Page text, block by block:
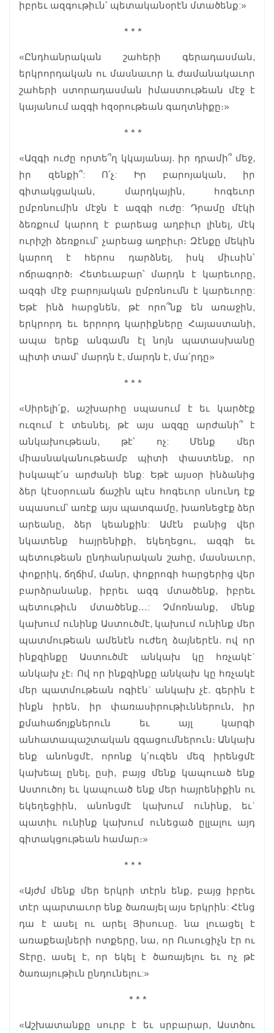
իբրեւ ազգութիւն՝ պետականօրէն մտածենք:»
* * *
«Ընդհանրական շահերի գերադասման,
երկրորդական ու մասնաւոր և ժամանակաւոր
շահերի ստորադասման իմաստութեան մէջ է
կայանում ազգի հզօրութեան գաղտնիքը։»
* * *
«Ազգի ուժը որտե՞ղ կկայանայ. իր դրամի՞ մեջ,
իր զենքի՞: Ո՛չ: Իր բարոյական, իր
գիտակցական, մարդկային, հոգեւոր
ըմբռնումին մէջն է ազգի ուժը: Դրամը մէկի
ձեռքում կարող է բարեաց աղբիւր լինել, մէկ
ուրիշի ձեռքում՝ չարեաց աղբիւր։ Զէնքը մեկին
կարող է հերոս դարձնել, իսկ միւսին՝
ոճրագործ։ Հետեւաբար՝ մարդն է կարեւորը,
ազգի մէջ բարոյական ըմբռնումն է կարեւորը:
Եթէ ինձ հարցնեն, թէ որո՞նք են առաջին,
երկրորդ եւ երրորդ կարիքները Հայաստանի,
ապա երեք անգամն էլ նոյն պատասխանը
պիտի տամ՝ մարդն է, մարդն է, մա՛րդը»
* * *
«Սիրելի՛ք, աշխարհը սպասում է եւ կարծէք
ուզում է տեսնել, թէ այս ազգը արժանի՞ է
անկախութեան, թէ՝ ոչ: Մենք մեր
միասնականութեամբ պիտի փաստենք, որ
իսկապէ՛ս արժանի ենք: Եթէ այսօր ինձանից
ձեր կէսօրուան ճաշին պէս հոգեւոր սնունդ էք
սպասում՝ առէք այս պատգամը, խառնեցէք ձեր
արեանը, ձեր կեանքին: Ամէն բանից վեր
նկատենք հայրենիքի, եկեղեցու, ազգի եւ
պետութեան ընդհանրական շահը, մասնաւոր,
փոքրիկ, ճղճիմ, մանր, փոքրոգի հարցերից վեր
բարձրանանք, իբրեւ ազգ մտածենք, իբրեւ
պետութիւն մտածենք…: Չմոռնանք, մենք
կախում ունինք Աստուծմէ, կախում ունինք մեր
պատմութեան ամենէն ուժեղ ձայներէն. ով որ
ինքզինքը Աստուծմէ անկախ կը հռչակէ`
անկախ չէ։ Ով որ ինքզինքը անկախ կը հռչակէ
մեր պատմութեան ոգիէն` անկախ չէ. գերին է
ինքն իրեն, իր փառասիրութիւններուն, իր
քմահաճոյքներուն եւ այլ կարգի
անհատապաշտական զգացումներուն։ Անկախ
ենք անոնցմէ, որոնք կ՛ուզեն մեզ իրենցմէ
կախեալ ընել, ըսի, բայց մենք կապուած ենք
Աստուծոյ եւ կապուած ենք մեր հայրենիքին ու
եկեղեցիին, անոնցմէ կախում ունինք, եւ`
պատիւ ունինք կախում ունեցած ըլլալու այդ
գիտակցութեան համար։»
* * *
«Այժմ մենք մեր երկրի տէրն ենք, բայց իբրեւ
տէր պարտաւոր ենք ծառայել այս երկրին: Հէնց
դա է ասել ու արել Յիսուսը. նա լուացել է
առաքեալների ոտքերը, նա, որ Ուսուցիչն էր ու
Տէրը, ասել է, որ եկել է ծառայելու եւ ոչ թէ
ծառայութիւն ընդունելու:»
* * *
«Աշխատանքը սուրբ է եւ սրբարար, Աստծու